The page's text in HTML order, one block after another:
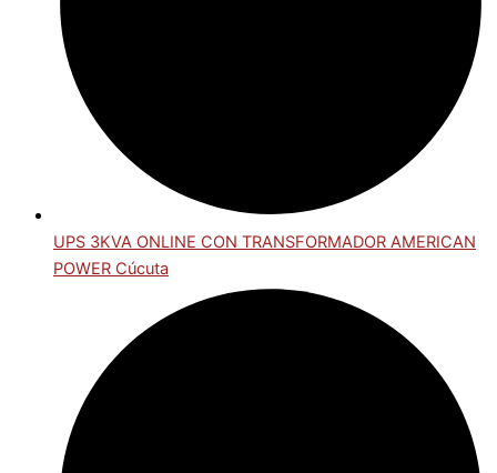
UPS 3KVA ONLINE CON TRANSFORMADOR AMERICAN
POWER Cúcuta